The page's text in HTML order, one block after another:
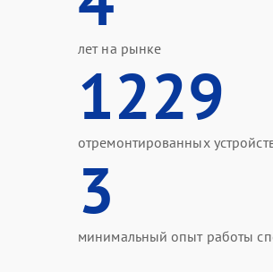
лет на рынке
1229
отремонтированных
3
минимальный опыт работы